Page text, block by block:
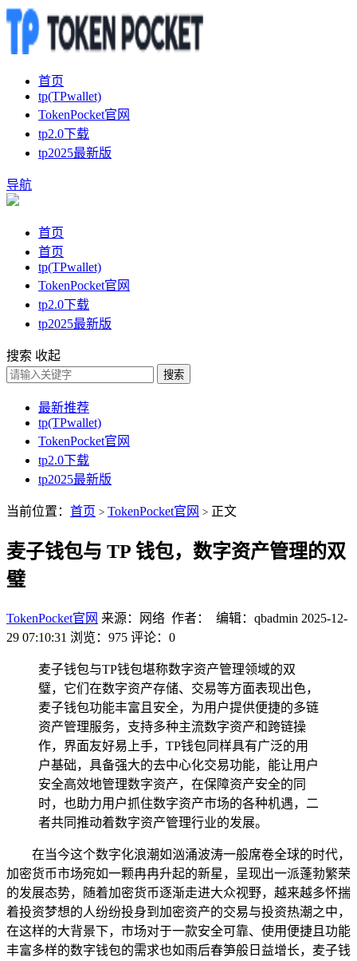
首页
tp(TPwallet)
TokenPocket官网
tp2.0下载
tp2025最新版
导航
首页
首页
tp(TPwallet)
TokenPocket官网
tp2.0下载
tp2025最新版
搜索 收起
搜索
最新推荐
tp(TPwallet)
TokenPocket官网
tp2.0下载
tp2025最新版
当前位置： 首页 > TokenPocket官网 > 正文
麦子钱包与 TP 钱包，数字资产管理的双
璧
TokenPocket官网 来源：网络 作者： 编辑：qbadmin 2025-12-
29 07:10:31 浏览：975 评论：0
麦子钱包与TP钱包堪称数字资产管理领域的双
璧，它们在数字资产存储、交易等方面表现出色，
麦子钱包功能丰富且安全，为用户提供便捷的多链
资产管理服务，支持多种主流数字资产和跨链操
作，界面友好易上手，TP钱包同样具有广泛的用
户基础，具备强大的去中心化交易功能，能让用户
安全高效地管理数字资产，在保障资产安全的同
时，也助力用户抓住数字资产市场的各种机遇，二
者共同推动着数字资产管理行业的发展。
在当今这个数字化浪潮如汹涌波涛一般席卷全球的时代，
加密货币市场宛如一颗冉冉升起的新星，呈现出一派蓬勃繁荣
的发展态势，随着加密货币逐渐走进大众视野，越来越多怀揣
着投资梦想的人纷纷投身到加密资产的交易与投资热潮之中，
在这样的大背景下，市场对于一款安全可靠、使用便捷且功能
丰富多样的数字钱包的需求也如雨后春笋般日益增长，麦子钱